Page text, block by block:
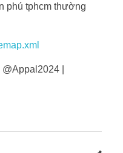
phú tphcm thường
|